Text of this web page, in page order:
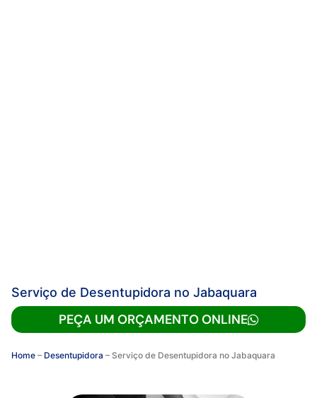
Serviço de Desentupidora no Jabaquara
PEÇA UM ORÇAMENTO ONLINE
Home – Desentupidora – Serviço de Desentupidora no Jabaquara